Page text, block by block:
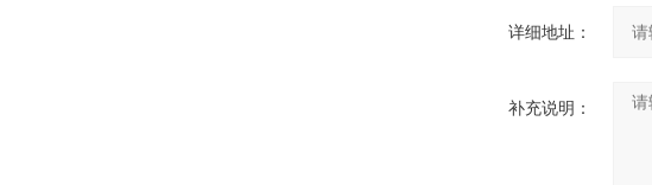
详细地址：
补充说明：